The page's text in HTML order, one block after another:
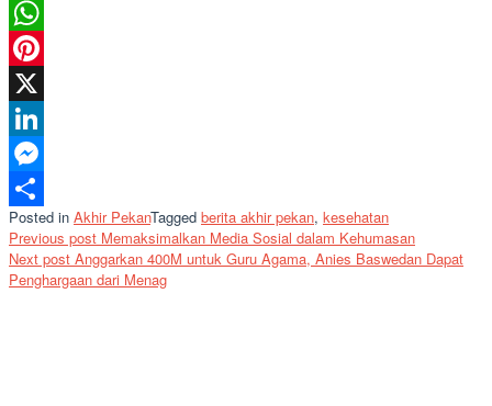
Email
WhatsApp
Pinterest
X
LinkedIn
Messenger
Share
Posted in Akhir PekanTagged berita akhir pekan, kesehatan
Post
navigation
Previous post Memaksimalkan Media Sosial dalam Kehumasan
Next post Anggarkan 400M untuk Guru Agama, Anies Baswedan Dapat
Penghargaan dari Menag